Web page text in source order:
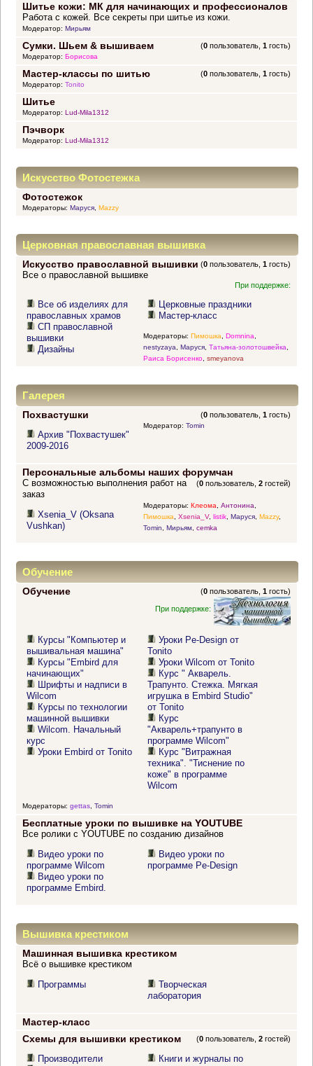
Шитье кожи: МК для начинающих и профессионалов
Работа с кожей. Все секреты при шитье из кожи.
Модератор: Мирьям
Сумки. Шьем & вышиваем (0 пользователь,1 гость)
Модератор: Борисова
Мастер-классы по шитью (0 пользователь,1 гость)
Модератор: Tonito
Шитье
Модератор: Lud-Mila1312
Пэчворк
Модератор: Lud-Mila1312
Искусство Фотостежка
Фотостежок
Модераторы: Маруся, Mazzy
Церковная православная вышивка
Искусство православной вышивки (0 пользователь,1 гость)
Все о православной вышивке
При поддержке:
Все об изделиях для
православных храмов
СП православной
вышивки
Дизайны
Церковные праздники
Мастер-класс
Модераторы: Пимошка Domnina
nestyzaya
Маруся, Татьяна-золотошвейка
Раиса Борисенко, smeyanova
Галерея
Похвастушки (0 пользователь,1 гость)
Архив "Похвастушек"
2009-2016
Модератор: Tomin
Персональные альбомы наших форумчан
(0 пользователь,2 гостей)
С возможностью выполнения работ на
заказ
Xsenia_V (Oksana
Vushkan)
Модераторы: Клеома, Антонина,
Пимошка, Xsenia_V, listik, Маруся, Mazzy,
Tomin, Мирьям, cemka
Обучение
Обучение (0 пользователь,1 гость)
При поддержке:
Курсы "Компьютер и
вышивальная машина"
Курсы "Embird для
начинающих"
Шрифты и надписи в
Wilcom
Курсы по технологии
машинной вышивки
Wilcom. Начальный
курс
Уроки Embird от Tonito
Уроки Pe-Design от
Tonito
Уроки Wilcom от Tonito
Курс " Акварель.
Трапунто. Стежка. Мягкая
игрушка в Embird Studio"
от Tonito
Курс
"Акварель+трапунто в
программе Wilcom"
Курс "Витражная
техника". "Тиснение по
коже" в программе
Wilcom
Модераторы: gettas, Tomin
Бесплатные уроки по вышивке на YOUTUBE
Все ролики с YOUTUBE по созданию дизайнов
Видео уроки по
программе Wilcom
Видео уроки по
программе Embird.
Видео уроки по
программе Pe-Design
Вышивка крестиком
Машинная вышивка крестиком
Всё о вышивке крестиком
Программы
Творческая
лаборатория
Мастер-класс
Схемы для вышивки крестиком
(0 пользователь,2 гостей)
Производители
Книги и журналы по